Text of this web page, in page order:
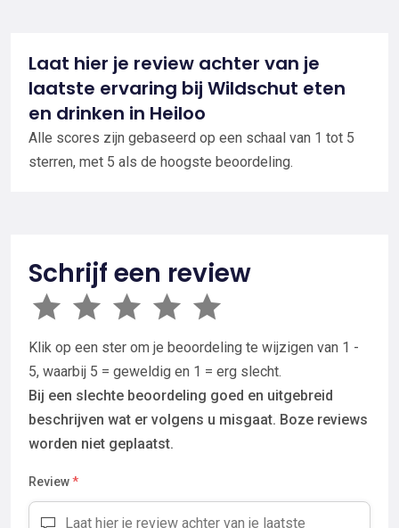
Laat hier je review achter van je
laatste ervaring bij Wildschut eten
en drinken in Heiloo
Alle scores zijn gebaseerd op een schaal van 1 tot 5
sterren, met 5 als de hoogste beoordeling.
Schrijf een review
Klik op een ster om je beoordeling te wijzigen van 1 -
5, waarbij 5 = geweldig en 1 = erg slecht.
Bij een slechte beoordeling goed en uitgebreid
beschrijven wat er volgens u misgaat. Boze reviews
worden niet geplaatst.
Review*